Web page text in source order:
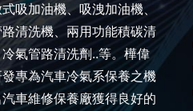
吸加油機、吸洩加油機、
清洗機、兩用功能積碳清
氣管路清洗劑..等。樺偉
專為汽車冷氣系保養之機
車維修保養廠獲得良好的